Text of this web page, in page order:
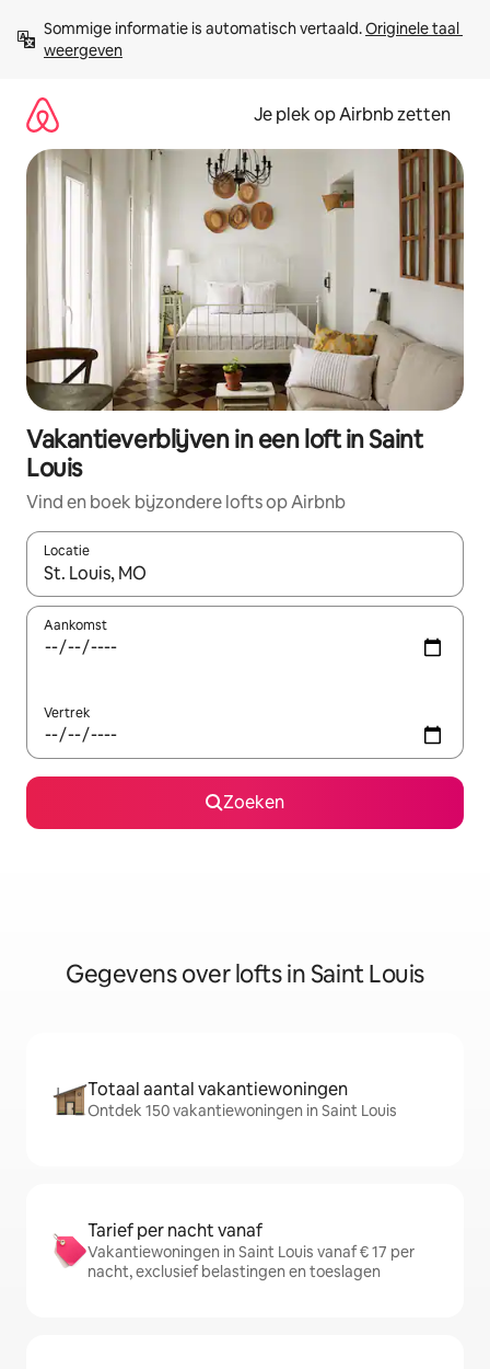
direct
naar
Sommige informatie is automatisch vertaald. Originele taal
weergeven
Je plek op Airbnb zetten
Vakantieverblijven in een loft in Saint
Louis
Vind en boek bijzondere lofts op Airbnb
Locatie
Wanneer er resultaten beschikbaar zijn, maak je een keuze
Aankomst
Vertrek
Zoeken
Gegevens over lofts in Saint Louis
Totaal aantal vakantiewoningen
Ontdek 150 vakantiewoningen in Saint Louis
Tarief per nacht vanaf
Vakantiewoningen in Saint Louis vanaf € 17 per
nacht, exclusief belastingen en toeslagen